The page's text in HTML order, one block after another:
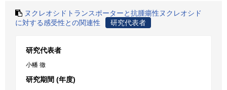
ヌクレオシドトランスポーターと抗腫瘍性ヌクレオシド
に対する感受性との関連性
研究代表者
研究代表者
小幡 徹
研究期間 (年度)